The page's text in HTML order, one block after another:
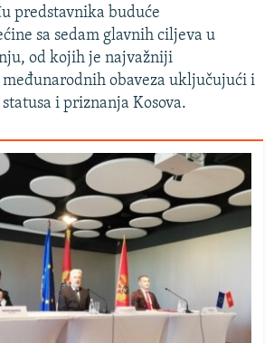
predstavnika buduće
sa sedam glavnih ciljeva u
od kojih je najvažniji
obaveza uključujući i
i priznanja Kosova.